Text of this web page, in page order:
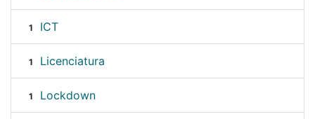
1 ICT
1 Licenciatura
1 Lockdown